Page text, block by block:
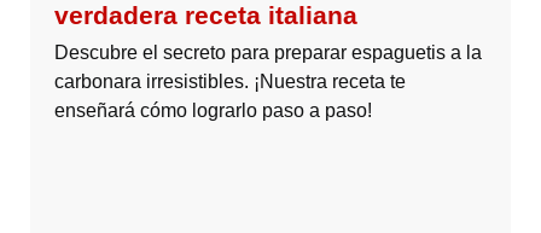
verdadera receta italiana
Descubre el secreto para preparar espaguetis a la
carbonara irresistibles. ¡Nuestra receta te
enseñará cómo lograrlo paso a paso!